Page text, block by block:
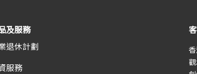
及服務
退休計劃
服務